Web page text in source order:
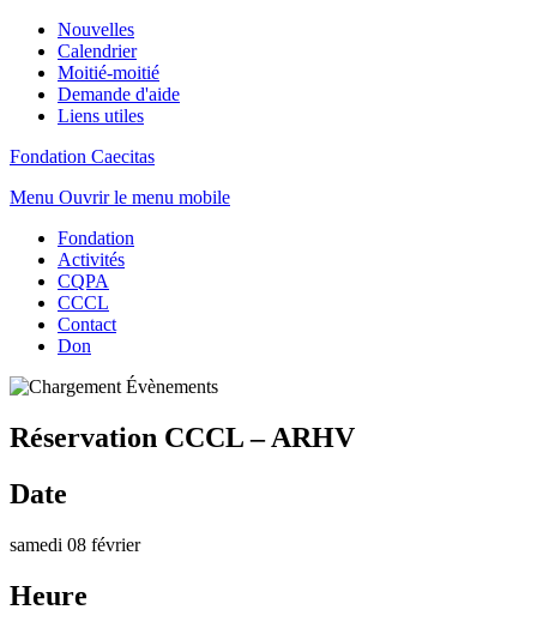
Nouvelles
Calendrier
Moitié-moitié
Demande d'aide
Liens utiles
Fondation Caecitas
Menu Ouvrir le menu mobile
Fondation
Activités
CQPA
CCCL
Contact
Don
Réservation CCCL – ARHV
Date
samedi 08 février
Heure